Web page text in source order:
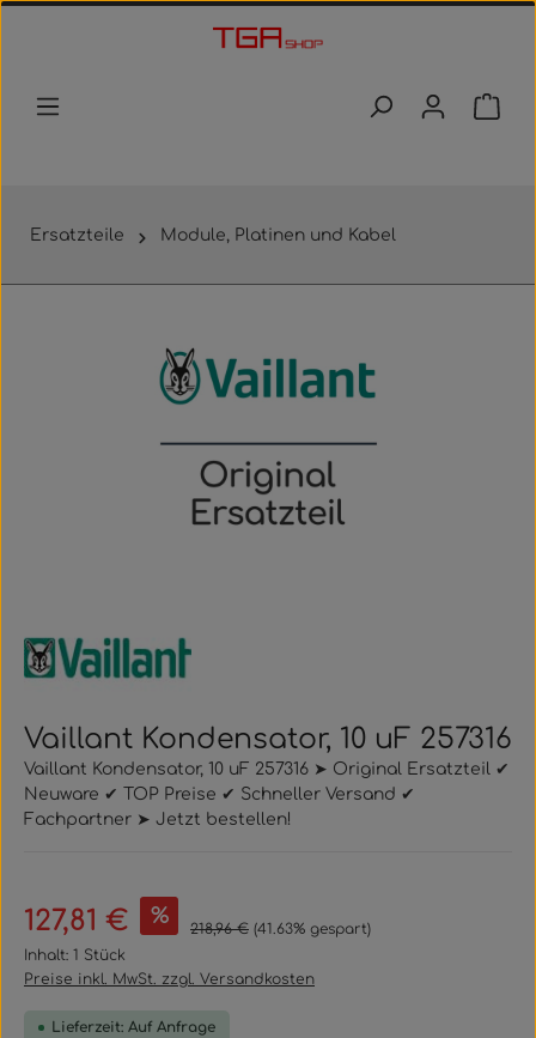
Zum Hauptinhalt springen
Ersatzteile Module, Platinen und Kabel
Vaillant Kondensator, 10 uF 257316
Vaillant Kondensator, 10 uF 257316 ➤ Original Ersatzteil ✔
Neuware ✔ TOP Preise ✔ Schneller Versand ✔
Fachpartner ➤ Jetzt bestellen!
Verkaufspreis:
127,81 € % Regulärer Preis:
218,96 € (41.63% gespart)
Inhalt: 1 Stück
Preise inkl. MwSt. zzgl. Versandkosten
Lieferzeit: Auf Anfrage